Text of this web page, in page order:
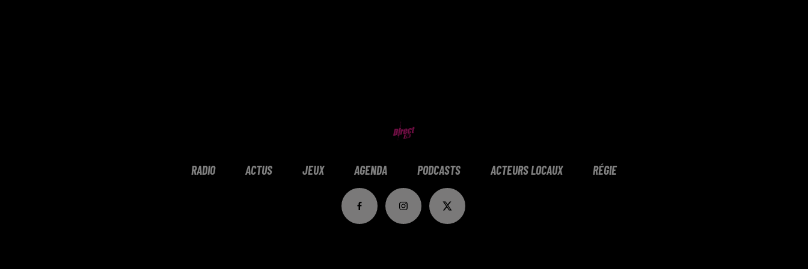
RADIO ACTUS JEUX AGENDA PODCASTS ACTEURS LOCAUX RÉGIE